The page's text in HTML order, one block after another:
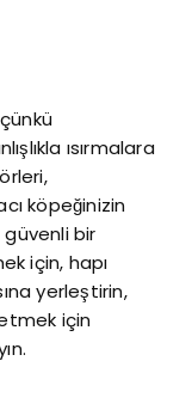
ısırmalara
köpeğinizin
güvenli bir
için, hapı
yerleştirin,
için